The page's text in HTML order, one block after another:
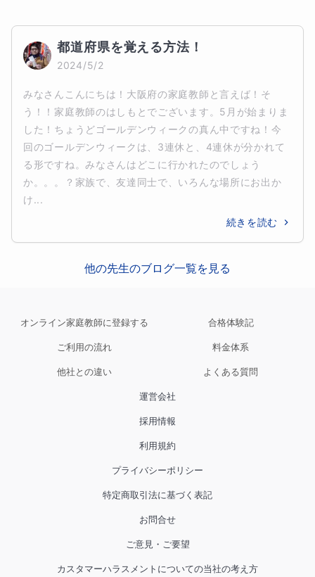
都道府県を覚える方法！
2024/5/2
みなさんこんにちは！大阪府の家庭教師と言えば！そ
う！！家庭教師のはしもとでございます。5月が始まりま
した！ちょうどゴールデンウィークの真ん中ですね！今
回のゴールデンウィークは、3連休と、4連休が分かれて
る形ですね。みなさんはどこに行かれたのでしょう
か。。。？家族で、友達同士で、いろんな場所にお出か
け...
続きを読む
他の先生のブログ一覧を見る
オンライン家庭教師に登録する 合格体験記
ご利用の流れ 料金体系
他社との違い よくある質問
運営会社
採用情報
利用規約
プライバシーポリシー
特定商取引法に基づく表記
お問合せ
ご意見・ご要望
カスタマーハラスメントについての当社の考え方